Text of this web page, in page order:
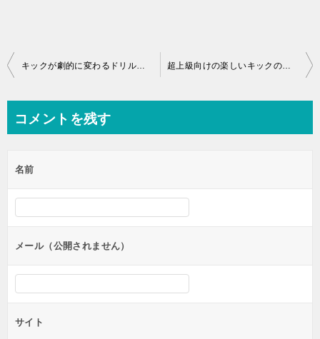
投
ビ
ー
シ
ン
コメントを残す
名前
メール（公開されません）
サイト